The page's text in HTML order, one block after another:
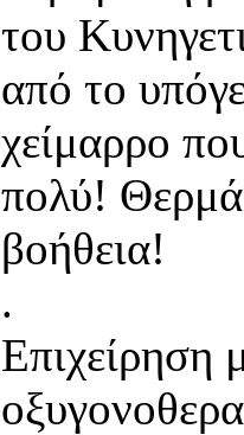
του
από το
χείμαρρο
πολύ! Θερμά
βοήθεια!
.
Επιχείρηση